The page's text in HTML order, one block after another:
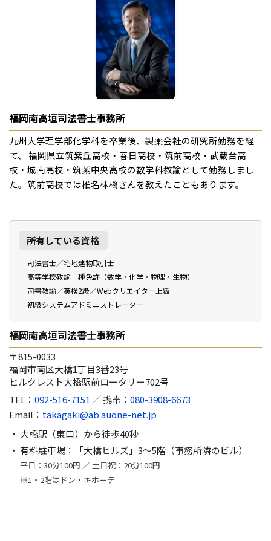
福岡南高垣司法書士事務所
九州大学理学部化学科を卒業後、製薬会社の研究所勤務を経
て、 福岡県立筑紫丘高校・春日高校・筑前高校・武蔵台高
校・城南高校・筑紫中央高校の数学科教諭として勤務しまし
た。筑前高校では椎名林檎さんを教えたこともあります。
所有している資格
司法書士／宅地建物取引士
高等学校教諭一種免許（数学・化学・物理・生物）
司書教諭／英検2級／Webクリエイター上級
初級システムアドミニストレーター
福岡南高垣司法書士事務所
〒815-0033
福岡市南区大橋1丁目3番23号
ヒルクレスト大橋駅前ロータリー702号
TEL： 092-516-7151 ／ 携帯： 080-3908-6673
Email： takagaki@ab.auone-net.jp
大橋駅（東口）から徒歩40秒
有料駐車場：「大橋ヒルズ」3～5階（事務所隣のビル）
平日：30分100円 ／ 土日祝：20分100円
※1・2階はドン・キホーテ